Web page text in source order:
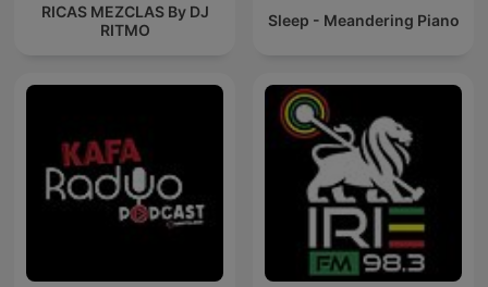
RICAS MEZCLAS By DJ
RITMO
Sleep - Meandering Piano